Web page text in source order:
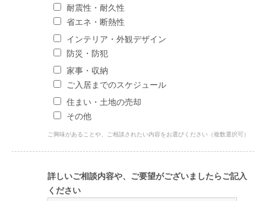
耐震性・耐久性
省エネ・断熱性
インテリア・外観デザイン
防災・防犯
家事・収納
ご入居までのスケジュール
住まい・土地の売却
その他
ご興味があることや、ご相談されたい内容をお選びください（複数選択可）
詳しいご相談内容や、ご要望がございましたらご記入
ください